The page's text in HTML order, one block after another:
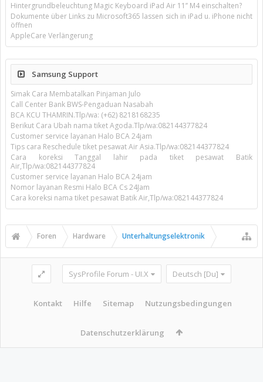
Hintergrundbeleuchtung Magic Keyboard iPad Air 11’’ M4 einschalten?
Dokumente über Links zu Microsoft365 lassen sich in iPad u. iPhone nicht
öffnen
AppleCare Verlängerung
Samsung Support
Simak Cara Membatalkan Pinjaman Julo
Call Center Bank BWS-Pengaduan Nasabah
BCA KCU THAMRIN.Tlp/wa: (+62) 8218168235
Berikut Cara Ubah nama tiket Agoda.Tlp/wa:082144377824
Customer service layanan Halo BCA 24jam
Tips cara Reschedule tiket pesawat Air Asia.Tlp/wa:082144377824
Cara koreksi Tanggal lahir pada tiket pesawat Batik
Air,Tlp/wa:082144377824
Customer service layanan Halo BCA 24jam
Nomor layanan Resmi Halo BCA Cs 24Jam
Cara koreksi nama tiket pesawat Batik Air,Tlp/wa:082144377824
Foren Hardware Unterhaltungselektronik
SysProfile Forum - UI.X Deutsch [Du]
Kontakt Hilfe Sitemap Nutzungsbedingungen
Datenschutzerklärung